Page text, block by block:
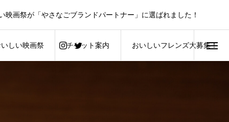
しい映画祭 チケット案内 おいしいフレンズ大募集！
映画祭が「やさなごブランドパートナー」に選ばれました！